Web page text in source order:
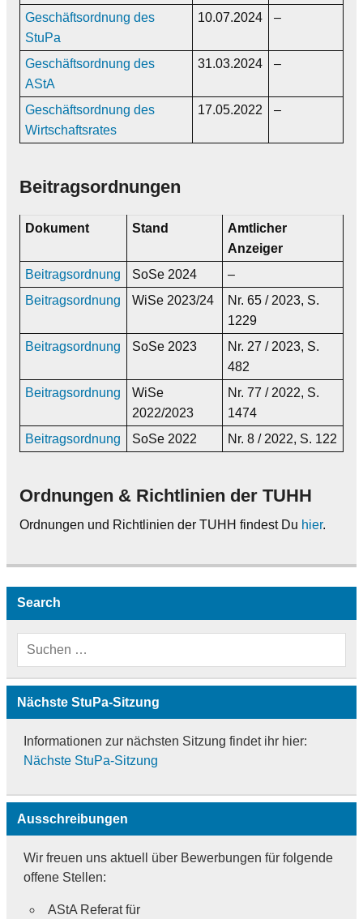
Geschäftsordnung des
StuPa
10.07.2024 –
Geschäftsordnung des
AStA
31.03.2024 –
Geschäftsordnung des
Wirtschaftsrates
17.05.2022 –
Beitragsordnungen
Dokument Stand
Amtlicher
Anzeiger
Beitragsordnung
SoSe 2024
–
Beitragsordnung
WiSe 2023/24
Nr. 65 / 2023, S.
1229
Beitragsordnung
SoSe 2023
Nr. 27 / 2023, S.
482
Beitragsordnung
WiSe
2022/2023
Nr. 77 / 2022, S.
1474
Beitragsordnung
SoSe 2022 Nr. 8 / 2022, S. 122
Ordnungen & Richtlinien der TUHH
Ordnungen und Richtlinien der TUHH findest Du hier.
Search
Nächste StuPa-Sitzung
Informationen zur nächsten Sitzung findet ihr hier:
Nächste StuPa-Sitzung
Ausschreibungen
Wir freuen uns aktuell über Bewerbungen für folgende
offene Stellen:
AStA Referat für